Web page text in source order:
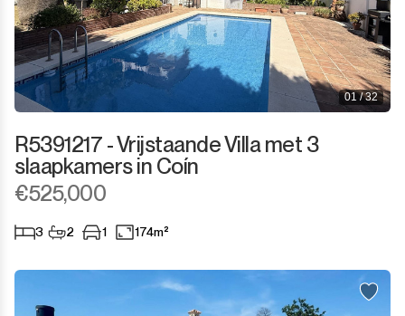
01 / 32
R5391217 - Vrijstaande Villa met 3
slaapkamers in Coín
€525,000
3 2 1 174m²